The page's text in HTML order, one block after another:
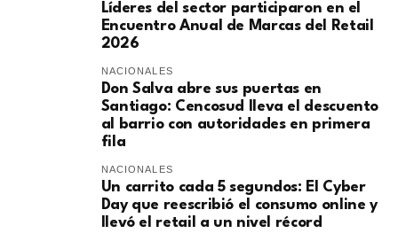
Líderes del sector participaron en el
Encuentro Anual de Marcas del Retail
2026
NACIONALES
Don Salva abre sus puertas en
Santiago: Cencosud lleva el descuento
al barrio con autoridades en primera
fila
NACIONALES
Un carrito cada 5 segundos: El Cyber
Day que reescribió el consumo online y
llevó el retail a un nivel récord